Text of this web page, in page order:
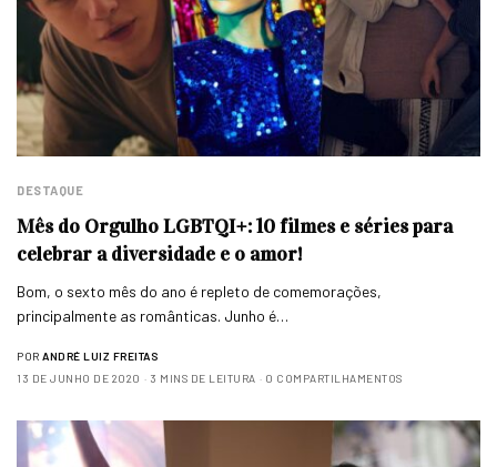
DESTAQUE
Mês do Orgulho LGBTQI+: 10 filmes e séries para
celebrar a diversidade e o amor!
Bom, o sexto mês do ano é repleto de comemorações,
principalmente as românticas. Junho é…
POR ANDRÉ LUIZ FREITAS
13 DE JUNHO DE 2020
3 MINS DE LEITURA 0 COMPARTILHAMENTOS